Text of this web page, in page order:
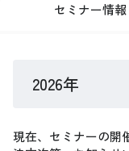
セミナー情報
2026年
現在、セミナーの開